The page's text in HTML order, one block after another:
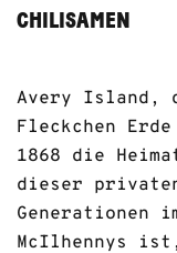
CHILISAMEN
Avery Island,
Fleckchen
1868 die
dieser
Generationen
McIlhennys